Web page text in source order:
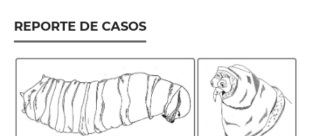
REPORTE DE CASOS